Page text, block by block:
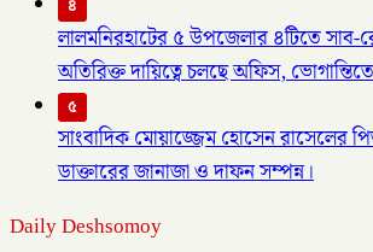
৪
লালমনিরহাটের ৫ উপজেলার ৪টিতে সাব-
অতিরিক্ত দায়িত্বে চলছে অফিস,
৫
সাংবাদিক মোয়াজ্জেম হোসেন রাসেলের
ডাক্তারের জানাজা ও দাফন সম্পন্ন।
Daily Deshsomoy